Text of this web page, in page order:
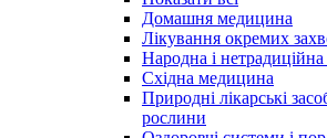
Домашня медицина
Лікування окремих
Народна і
Східна медицина
Природні лікарські
рослини